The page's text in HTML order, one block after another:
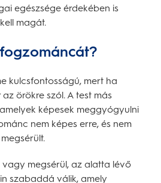
egészsége érdekében is
magát.
kulcsfontosságú, mert ha
örökre szól. A test más
képesek meggyógyulni
nem képes erre, és nem
megsérül, az alatta lévő
szabaddá válik, amely